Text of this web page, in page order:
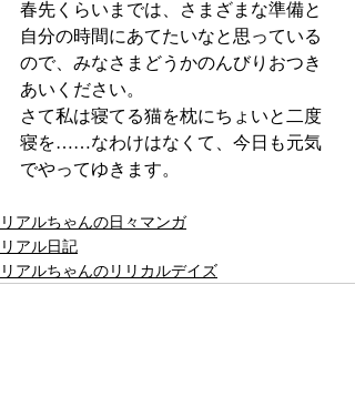
春先くらいまでは、さまざまな準備と
自分の時間にあてたいなと思っている
ので、みなさまどうかのんびりおつき
あいください。
さて私は寝てる猫を枕にちょいと二度
寝を……なわけはなくて、今日も元気
でやってゆきます。
リアルちゃんの日々マンガ
リアル日記
リアルちゃんのリリカルデイズ